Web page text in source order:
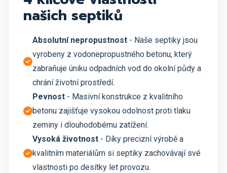
našich septiků
Absolutní nepropustnost- Naše septiky jsou
vyrobeny z vodonepropustného betonu, který
zabraňuje úniku odpadních vod do okolní půdy a
chrání životní prostředí.
Pevnost- Masivní konstrukce z kvalitního
betonu zajišťuje vysokou odolnost proti tlaku
zeminy i dlouhodobému zatížení.
Vysoká životnost- Díky precizní výrobě a
kvalitním materiálům si septiky zachovávají své
vlastnosti po desítky let provozu.